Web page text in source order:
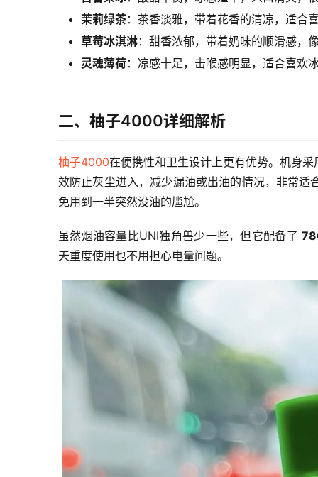
茉莉绿茶：茶香淡雅，带着花香的清凉，适合
草莓冰淇淋：甜香浓郁，带着奶味的顺滑感，
灵魂薄荷：凉感十足，击喉感明显，适合喜欢
二、柚子4000详细解析
柚子4000在便携性和卫生设计上更有优势。机身
效防止灰尘进入，减少漏油或出油的情况，非常
免用到一半突然没油的尴尬。
虽然烟油容量比UNI独角兽少一些，但它配备了
天重度使用也不用担心电量问题。